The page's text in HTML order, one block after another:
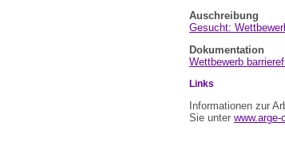
Auschreibung
Gesucht:
Dokumentation
Wettbewerb
Links
Informationen zur
Sie unter www.arge-